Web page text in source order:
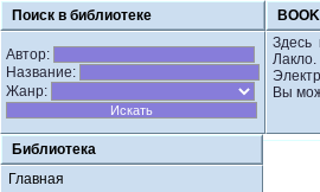
Поиск в библиотеке
Автор:
Название:
Жанр:
Здесь
Лакло.
Вы
Библиотека
Главная